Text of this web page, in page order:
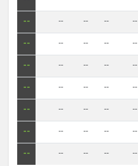
--
--
--
--
--
--
--
--
--
--
--
--
--
--
--
--
--
--
--
--
--
--
--
--
--
--
--
--
--
--
--
--
--
--
--